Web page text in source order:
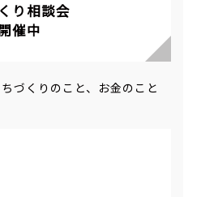
り相談会
催中
づくりのこと、お金のこと